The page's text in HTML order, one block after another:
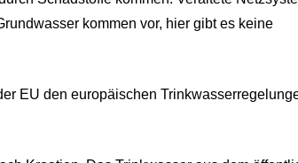
kommen vor, hier gibt es keine
EU den europäischen